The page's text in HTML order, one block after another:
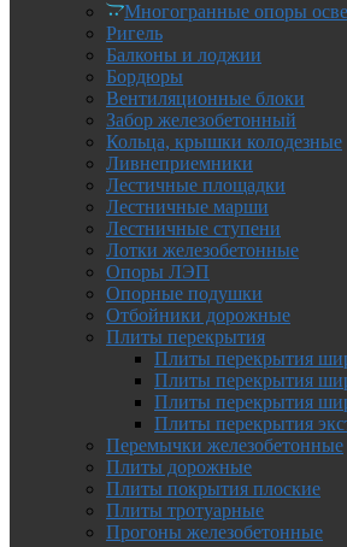
Многогранные опоры
Ригель
Балконы и лоджии
Бордюры
Вентиляционные блоки
Забор железобетонный
Кольца, крышки колодезные
Ливнеприемники
Лестичные площадки
Лестничные марши
Лестничные ступени
Лотки железобетонные
Опоры ЛЭП
Опорные подушки
Отбойники дорожные
Плиты перекрытия
Плиты перекрытия
Плиты перекрытия
Плиты перекрытия
Плиты перекрытия
Перемычки железобетонные
Плиты дорожные
Плиты покрытия плоские
Плиты тротуарные
Прогоны железобетонные